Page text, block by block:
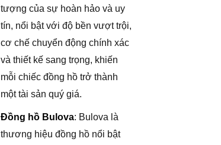
tượng của sự hoàn hảo và uy
tín, nổi bật với độ bền vượt trội,
cơ chế chuyển động chính xác
và thiết kế sang trọng, khiến
mỗi chiếc đồng hồ trở thành
một tài sản quý giá.
Đồng hồ Bulova: Bulova là
thương hiệu đồng hồ nổi bật